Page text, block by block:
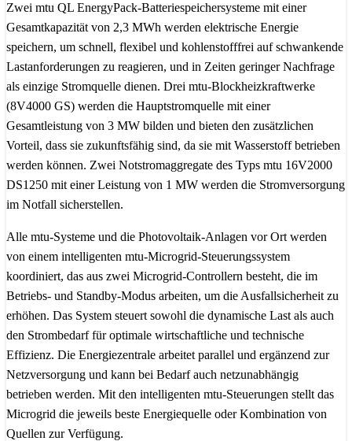
Zwei mtu QL EnergyPack-Batteriespeichersysteme mit einer
Gesamtkapazität von 2,3 MWh werden elektrische Energie
speichern, um schnell, flexibel und kohlenstofffrei auf schwankende
Lastanforderungen zu reagieren, und in Zeiten geringer Nachfrage
als einzige Stromquelle dienen. Drei mtu-Blockheizkraftwerke
(8V4000 GS) werden die Hauptstromquelle mit einer
Gesamtleistung von 3 MW bilden und bieten den zusätzlichen
Vorteil, dass sie zukunftsfähig sind, da sie mit Wasserstoff betrieben
werden können. Zwei Notstromaggregate des Typs mtu 16V2000
DS1250 mit einer Leistung von 1 MW werden die Stromversorgung
im Notfall sicherstellen.
Alle mtu-Systeme und die Photovoltaik-Anlagen vor Ort werden
von einem intelligenten mtu-Microgrid-Steuerungssystem
koordiniert, das aus zwei Microgrid-Controllern besteht, die im
Betriebs- und Standby-Modus arbeiten, um die Ausfallsicherheit zu
erhöhen. Das System steuert sowohl die dynamische Last als auch
den Strombedarf für optimale wirtschaftliche und technische
Effizienz. Die Energiezentrale arbeitet parallel und ergänzend zur
Netzversorgung und kann bei Bedarf auch netzunabhängig
betrieben werden. Mit den intelligenten mtu-Steuerungen stellt das
Microgrid die jeweils beste Energiequelle oder Kombination von
Quellen zur Verfügung.